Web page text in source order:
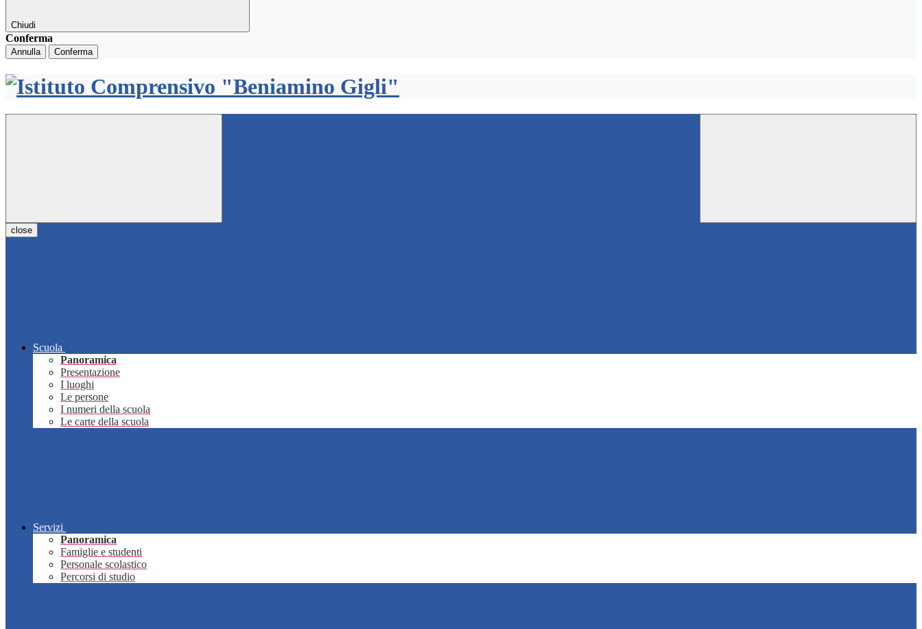
Chiudi
Conferma
Annulla Conferma
close
Scuola
Panoramica
Presentazione
I luoghi
Le persone
I numeri della scuola
Le carte della scuola
Servizi
Panoramica
Famiglie e studenti
Personale scolastico
Percorsi di studio